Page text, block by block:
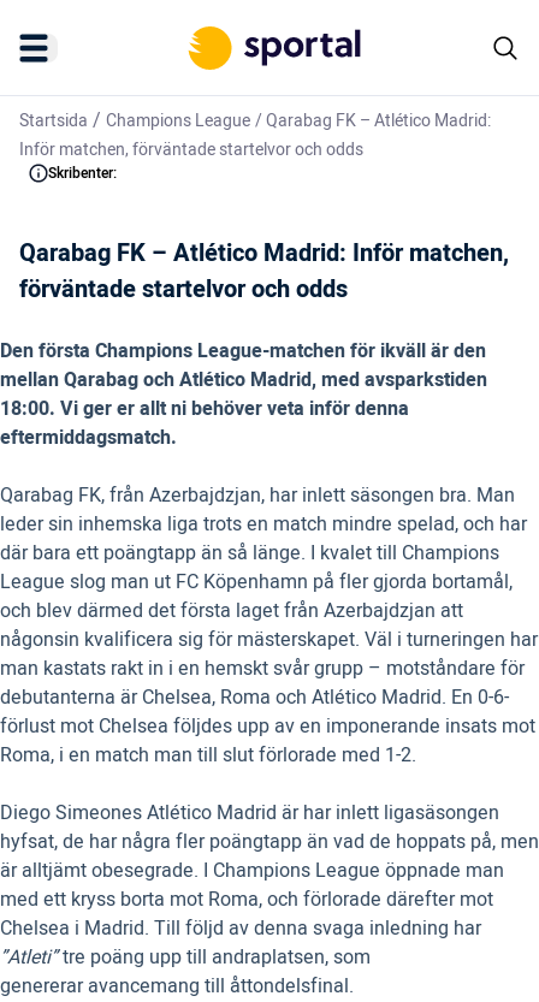
Startsida / Champions League/Qarabag FK – Atlético Madrid:
Inför matchen, förväntade startelvor och odds
Skribenter:
Qarabag FK – Atlético Madrid: Inför matchen,
förväntade startelvor och odds
Den första Champions League-matchen för ikväll är den
mellan Qarabag och Atlético Madrid, med avsparkstiden
18:00. Vi ger er allt ni behöver veta inför denna
eftermiddagsmatch.
Qarabag FK, från Azerbajdzjan, har inlett säsongen bra. Man
leder sin inhemska liga trots en match mindre spelad, och har
där bara ett poängtapp än så länge. I kvalet till Champions
League slog man ut FC Köpenhamn på fler gjorda bortamål,
och blev därmed det första laget från Azerbajdzjan att
någonsin kvalificera sig för mästerskapet. Väl i turneringen har
man kastats rakt in i en hemskt svår grupp – motståndare för
debutanterna är Chelsea, Roma och Atlético Madrid. En 0-6-
förlust mot Chelsea följdes upp av en imponerande insats mot
Roma, i en match man till slut förlorade med 1-2.
Diego Simeones Atlético Madrid är har inlett ligasäsongen
hyfsat, de har några fler poängtapp än vad de hoppats på, men
är alltjämt obesegrade. I Champions League öppnade man
med ett kryss borta mot Roma, och förlorade därefter mot
Chelsea i Madrid. Till följd av denna svaga inledning har
”Atleti”tre poäng upp till andraplatsen, som
genererar avancemang till åttondelsfinal.